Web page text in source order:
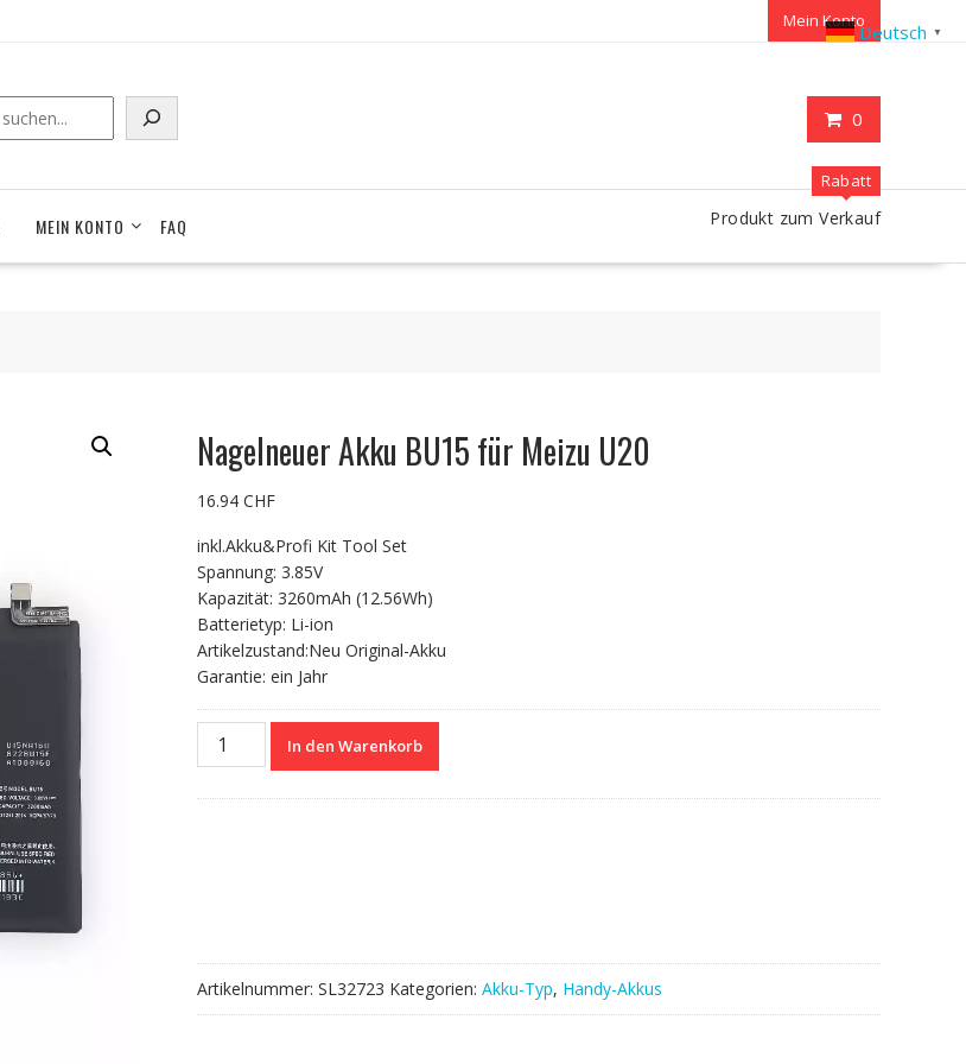
Mein Konto
0
MEIN KONTO FAQ
Rabatt
Produkt zum Verkauf
Nagelneuer Akku BU15 für Meizu U20
16.94 CHF
inkl.Akku&Profi Kit Tool Set
Spannung: 3.85V
Kapazität: 3260mAh (12.56Wh)
Batterietyp: Li-ion
Artikelzustand:Neu Original-Akku
Garantie: ein Jahr
Nagelneuer
Akku
In den Warenkorb
Artikelnummer: SL32723 Kategorien: Akku-Typ, Handy-Akkus
Deutsch ▼